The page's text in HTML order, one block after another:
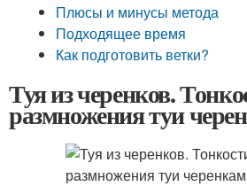
Плюсы и минусы метода
Подходящее время
Как подготовить ветки?
Туя из черенков.
размножения туи